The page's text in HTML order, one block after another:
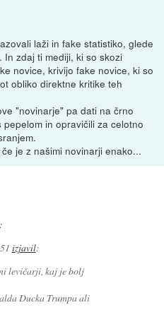
laži in fake statistiko, glede
In zdaj ti mediji, ki so skozi
novice, krivijo fake novice, ki so
obliko direktne kritike teh
"novinarje" pa dati na črno
in opravičili za celotno
je z našimi novinarji enako...
:
izjavil:
levičarji, kaj je bolj
Ducka Trumpa ali